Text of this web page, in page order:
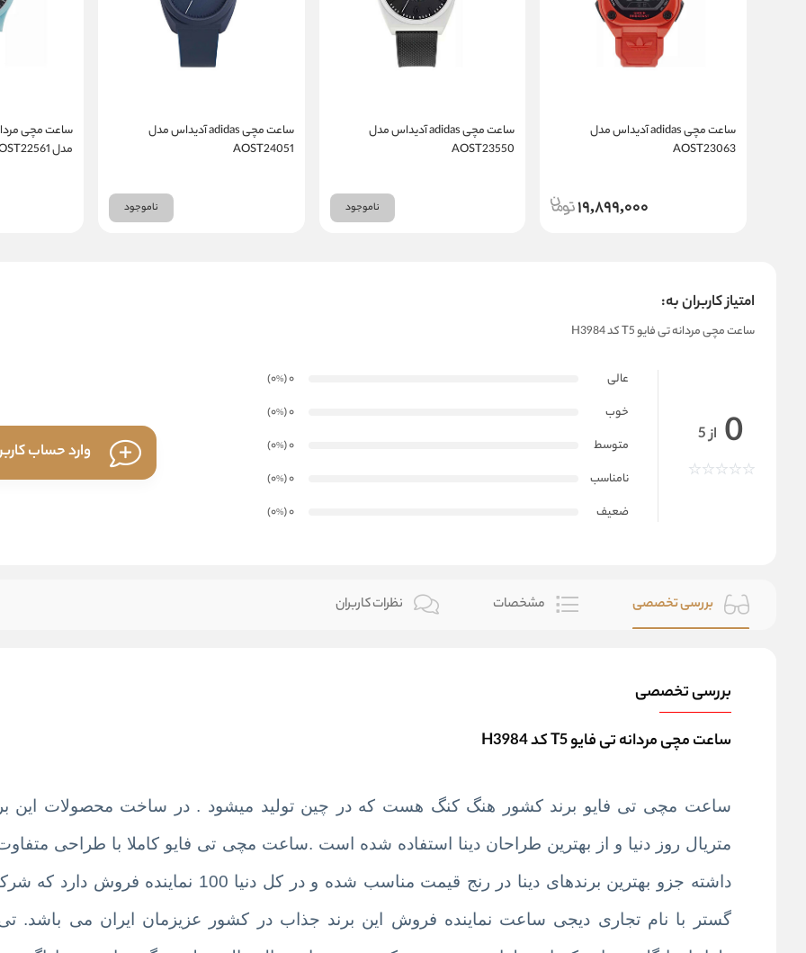
ساعت مچی adidas آدیداس مدل
AOST23063
19,899,000
ساعت مچی adidas آدیداس مدل
AOST23550
ناموجود
ساعت مچی adidas آدیداس مدل
AOST24051
ناموجود
مدل AOST22561
امتیاز کاربران به:
ساعت مچی مردانه تی فایو T5 کد H3984
0 از 5
عالی 0
(0
%
)
خوب
0
(0
%
)
متوسط
0
(0
%
)
نامناسب
0
(0
%
)
ضعیف
0
(0
%
)
وارد حساب
بررسی تخصصی مشخصات نظرات کاربران
بررسی تخصصی
ساعت مچی مردانه تی فایو T5 کد H3984
ساعت مچی تی فایو برند کشور هنگ کنگ هست که در چین تولید میشود . در ساخت محصولات این
متریال روز دنیا و از بهترین طراحان دینا استفاده شده است .ساعت مچی تی فایو کاملا با طراحی
داشته جزو بهترین برندهای دینا در رنج قیمت مناسب شده و در کل دنیا 100 نماینده فروش دارد که
گستر با نام تجاری دیجی ساعت نماینده فروش این برند جذاب در کشور عزیزمان ایران می باشد.